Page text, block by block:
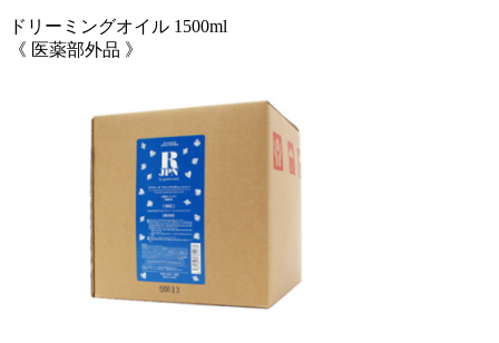
ドリーミングオイル 1500ml
《 医薬部外品 》